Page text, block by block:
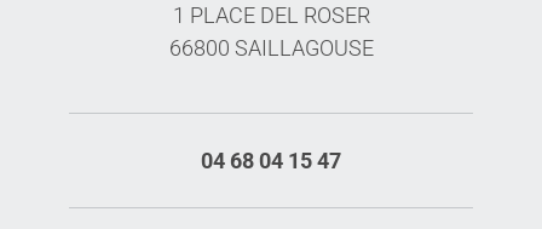
1 PLACE DEL ROSER
66800 SAILLAGOUSE
04 68 04 15 47